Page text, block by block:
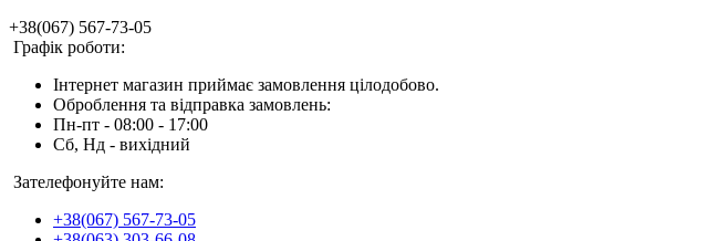
+38(067) 567-73-05
Графік роботи:
Інтернет магазин приймає замовлення цілодобово.
Оброблення та відправка замовлень:
Пн-пт - 08:00 - 17:00
Сб, Нд - вихідний
Зателефонуйте нам:
+38(067) 567-73-05